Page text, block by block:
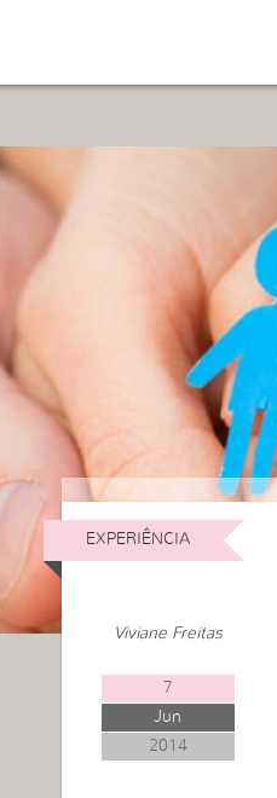
EXPERIÊNCIA
Viviane Freitas
7
Jun
2014